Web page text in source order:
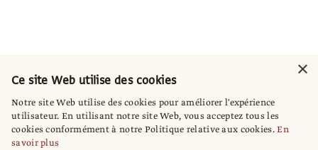
×
Ce site Web utilise des cookies
Notre site Web utilise des cookies pour améliorer l'expérience
utilisateur. En utilisant notre site Web, vous acceptez tous les
cookies conformément à notre Politique relative aux cookies.En
savoir plus